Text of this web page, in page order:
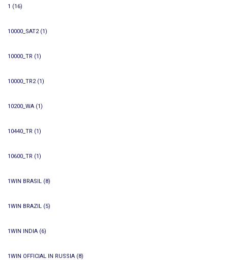
1 (16)
10000_SAT2(1)
10000_TR (1)
10000_TR2(1)
10200_WA (1)
10440_TR (1)
10600_TR (1)
1WIN BRASIL (8)
1WIN BRAZIL (5)
1WIN INDIA (6)
1WIN OFFICIAL IN RUSSIA (8)